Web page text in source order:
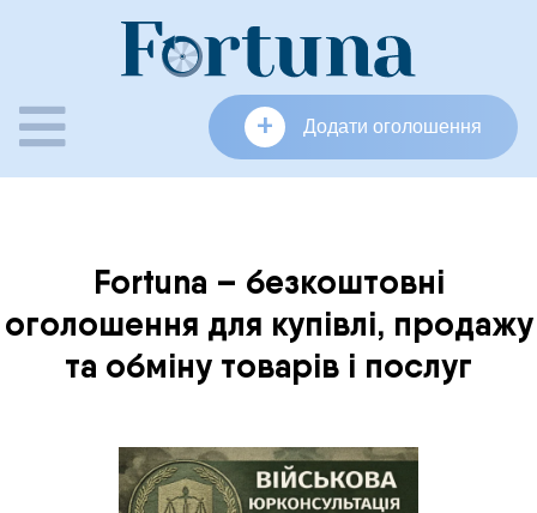
+ Додати оголошення
Fortuna – безкоштовні
оголошення для купівлі, продажу
та обміну товарів і послуг